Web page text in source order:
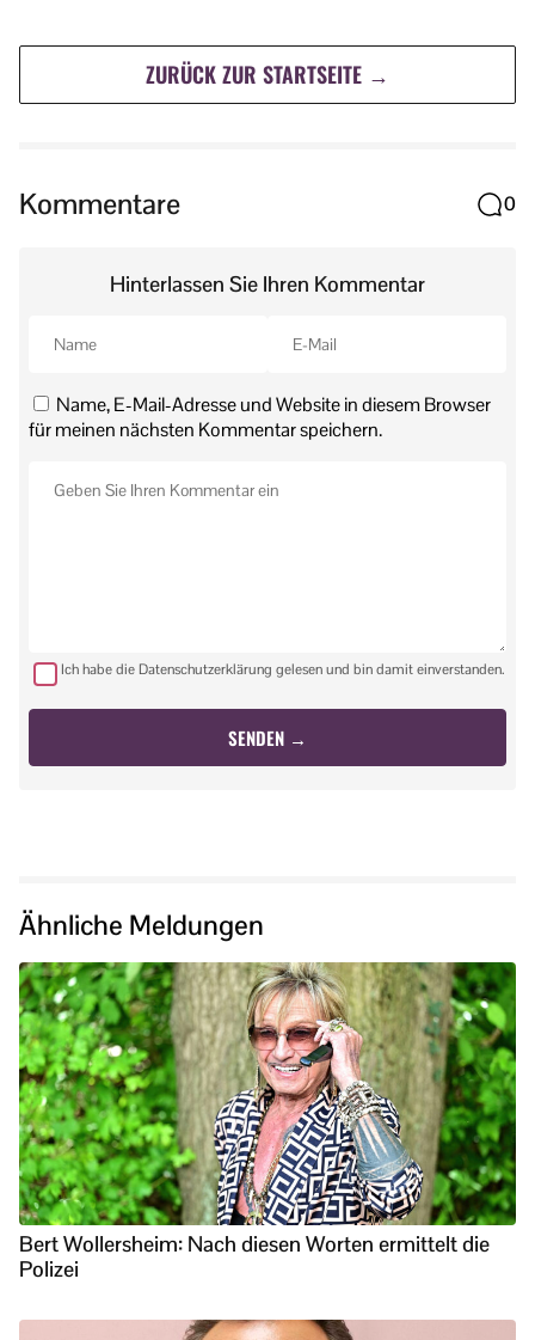
ZURÜCK ZUR STARTSEITE →
Kommentare 0
Hinterlassen Sie Ihren Kommentar
Name, E-Mail-Adresse und Website in diesem Browser
für meinen nächsten Kommentar speichern.
Ich habe die Datenschutzerklärung gelesen und bin damit einverstanden.
Ähnliche Meldungen
Bert Wollersheim: Nach diesen Worten ermittelt die
Polizei